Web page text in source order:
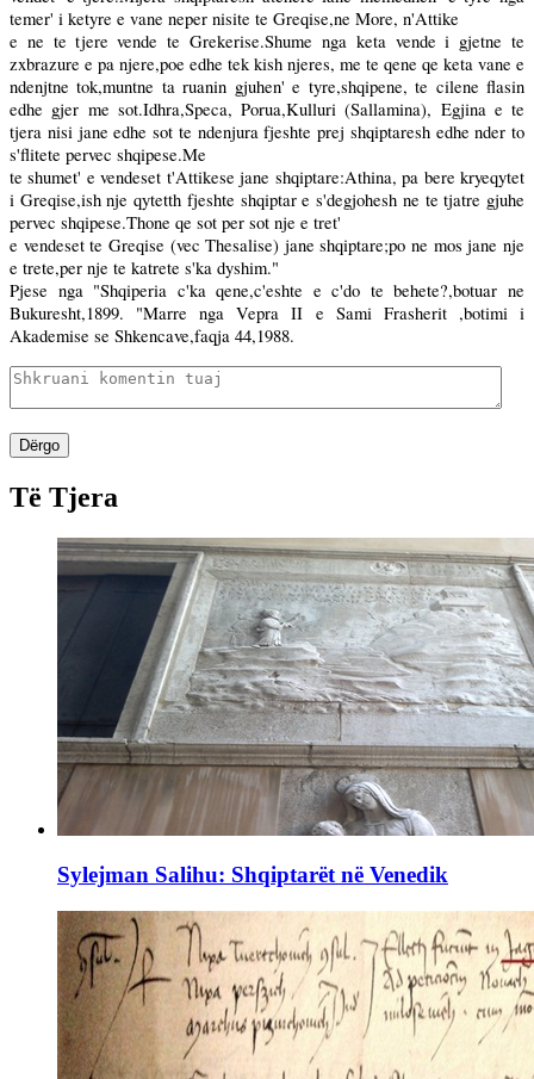
temer' i ketyre e vane neper nisite te Greqise,ne More, n'Attike
e ne te tjere vende te Grekerise.Shume nga keta vende i gjetne te
zxbrazure e pa njere,poe edhe tek kish njeres, me te qene qe keta vane e
ndenjtne tok,muntne ta ruanin gjuhen' e tyre,shqipene, te cilene flasin
edhe gjer me sot.Idhra,Speca, Porua,Kulluri (Sallamina), Egjina e te
tjera nisi jane edhe sot te ndenjura fjeshte prej shqiptaresh edhe nder to
s'flitete pervec shqipese.Me
te shumet' e vendeset t'Attikese jane shqiptare:Athina, pa bere kryeqytet
i Greqise,ish nje qytetth fjeshte shqiptar e s'degjohesh ne te tjatre gjuhe
pervec shqipese.Thone qe sot per sot nje e tret'
e vendeset te Greqise (vec Thesalise) jane shqiptare;po ne mos jane nje
e trete,per nje te katrete s'ka dyshim."
Pjese nga "Shqiperia c'ka qene,c'eshte e c'do te behete?,botuar ne
Bukuresht,1899. "Marre nga Vepra II e Sami Frasherit ,botimi i
Akademise se Shkencave,faqja 44,1988.
Dërgo
Të Tjera
Sylejman Salihu: Shqiptarët në Venedik